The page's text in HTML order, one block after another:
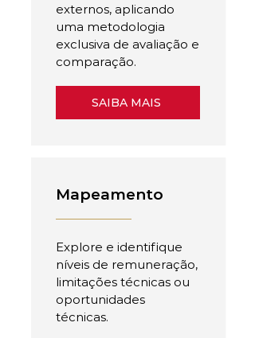
externos, aplicando
uma metodologia
exclusiva de avaliação e
comparação.
SAIBA MAIS
Mapeamento
Explore e identifique
níveis de remuneração,
limitações técnicas ou
oportunidades
técnicas.